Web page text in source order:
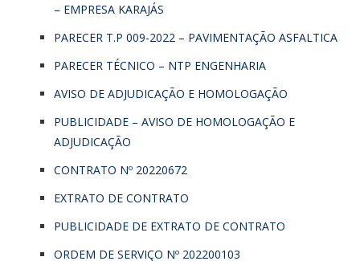
– EMPRESA KARAJÁS
PARECER T.P 009-2022 – PAVIMENTAÇÃO ASFALTICA
PARECER TÉCNICO – NTP ENGENHARIA
AVISO DE ADJUDICAÇÃO E HOMOLOGAÇÃO
PUBLICIDADE – AVISO DE HOMOLOGAÇÃO E
ADJUDICAÇÃO
CONTRATO Nº 20220672
EXTRATO DE CONTRATO
PUBLICIDADE DE EXTRATO DE CONTRATO
ORDEM DE SERVIÇO Nº 202200103